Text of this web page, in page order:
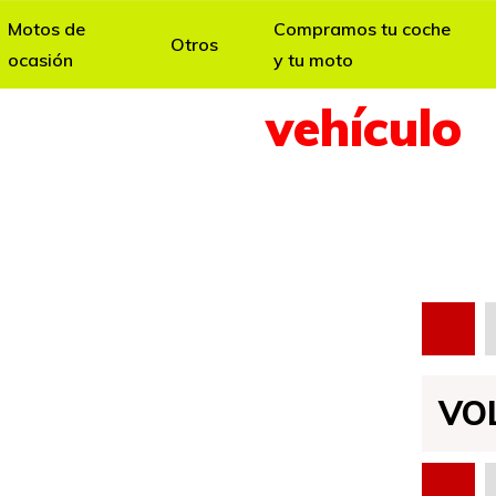
Motos de
ocasión
Otros
Compramos tu coche
y tu moto
Ficha delvehículo